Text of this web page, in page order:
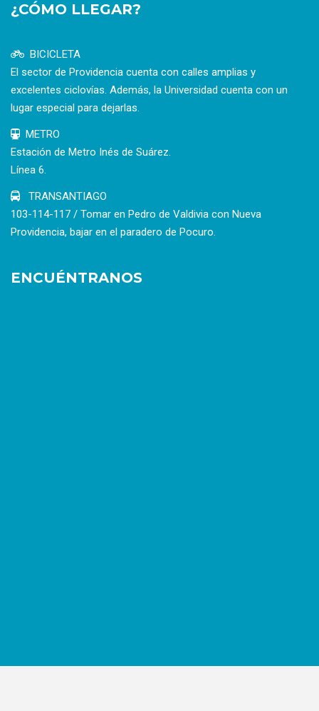
¿CÓMO LLEGAR?
BICICLETA
El sector de Providencia cuenta con calles amplias y
excelentes ciclovías. Además, la Universidad cuenta con un
lugar especial para dejarlas.
METRO
Estación de Metro Inés de Suárez.
Línea 6.
TRANSANTIAGO
103-114-117 / Tomar en Pedro de Valdivia con Nueva
Providencia, bajar en el paradero de Pocuro.
ENCUÉNTRANOS